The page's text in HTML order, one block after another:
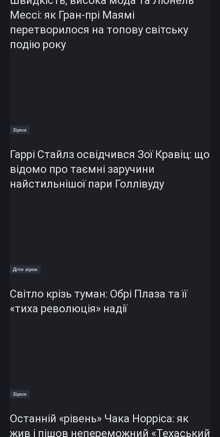
Мессі: як Гран-прі Маямі
перетворилося на топову світську
подію року
Зірки
Гаррі Стайлз освідчився Зої Кравіц: що
відомо про таємні заручини
найстильнішої пари Голлівуду
Діти зірок
Світло крізь туман: Обрі Плаза та її
«тиха революція» надії
Зірки
Останній «рівень» Чака Норріса: як
жив і пішов непереможний «Техаський